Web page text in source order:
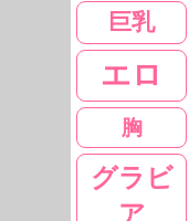
巨乳
エロ
胸
グラビ
ア